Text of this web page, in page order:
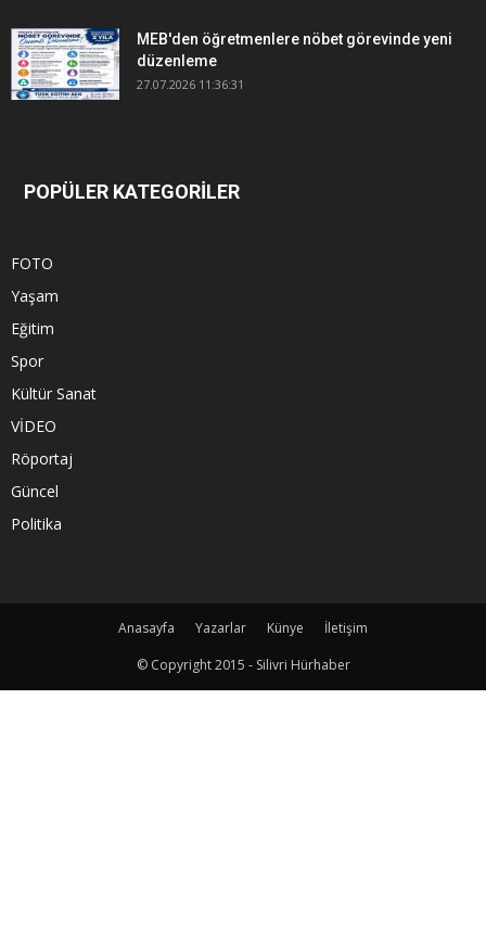
MEB'den öğretmenlere nöbet görevinde yeni
düzenleme
27.07.2026 11:36:31
POPÜLER KATEGORİLER
FOTO
Yaşam
Eğitim
Spor
Kültür Sanat
VİDEO
Röportaj
Güncel
Politika
Anasayfa Yazarlar Künye
İletişim
© Copyright 2015 - Silivri Hürhaber